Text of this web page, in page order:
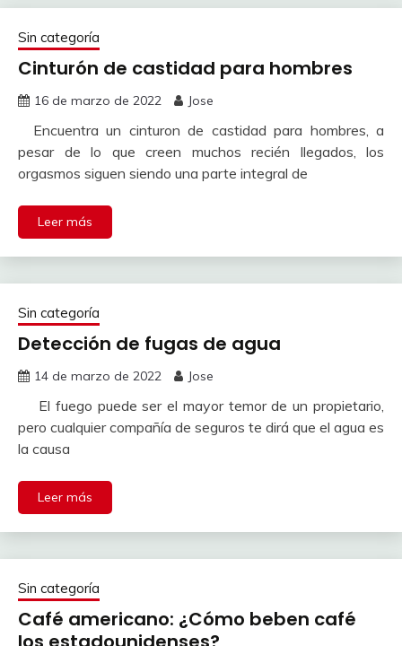
Sin categoría
Cinturón de castidad para hombres
16 de marzo de 2022 Jose
Encuentra un cinturon de castidad para hombres, a
pesar de lo que creen muchos recién llegados, los
orgasmos siguen siendo una parte integral de
Leer más
Sin categoría
Detección de fugas de agua
14 de marzo de 2022 Jose
El fuego puede ser el mayor temor de un propietario,
pero cualquier compañía de seguros te dirá que el agua es
la causa
Leer más
Sin categoría
Café americano: ¿Cómo beben café